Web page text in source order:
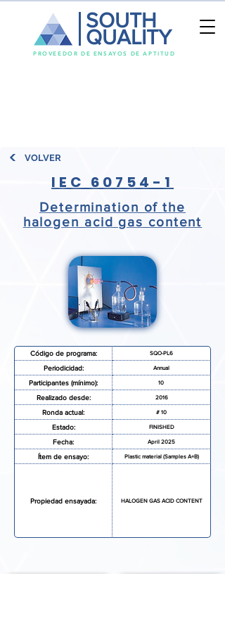
PROVEEDOR DE ENSAYOS DE APTITUD
SOUTH
QUALITY
VOLVER
IEC 60754-1
Determination of the
halogen acid gas content
Código de programa: SQO-PL6
Periodicidad: Annual
Participantes (mínimo): 10
Realizado desde: 2016
Ronda actual: # 10
Estado: FINISHED
Fecha: April 2025
Ítem de ensayo: Plastic material (Samples A+B)
Propiedad ensayada: HALOGEN GAS ACID CONTENT